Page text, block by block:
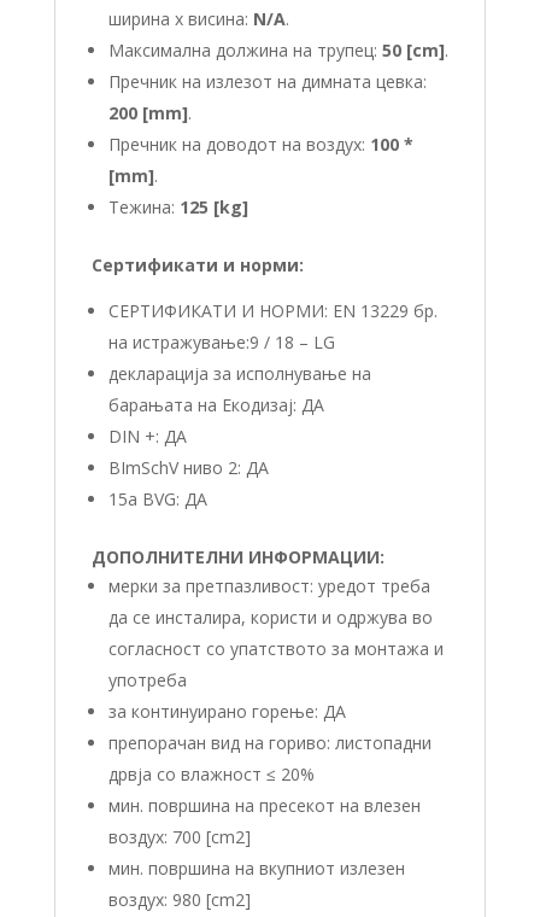
ширина x висина: N/A.
Максимална должина на трупец: 50 [cm].
Пречник на излезот на димната цевка:
200 [mm].
Пречник на доводот на воздух: 100 *
[mm].
Тежина: 125 [kg]
Сертификати и норми:
СЕРТИФИКАТИ И НОРМИ: EN 13229 бр.
на истражување:9 / 18 – LG
декларација за исполнување на
барањата на Екодизај: ДА
DIN +: ДА
BImSchV ниво 2: ДА
15a BVG: ДА
ДОПОЛНИТЕЛНИ ИНФОРМАЦИИ:
мерки за претпазливост: уредот треба
да се инсталира, користи и одржува во
согласност со упатството за монтажа и
употреба
за континуирано горење: ДА
препорачан вид на гориво: листопадни
дрвја со влажност ≤ 20%
мин. површина на пресекот на влезен
воздух: 700 [cm2]
мин. површина на вкупниот излезен
воздух: 980 [cm2]